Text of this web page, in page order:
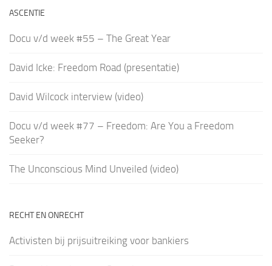
ASCENTIE
Docu v/d week #55 – The Great Year
David Icke: Freedom Road (presentatie)
David Wilcock interview (video)
Docu v/d week #77 – Freedom: Are You a Freedom
Seeker?
The Unconscious Mind Unveiled (video)
RECHT EN ONRECHT
Activisten bij prijsuitreiking voor bankiers